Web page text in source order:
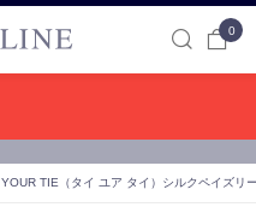
0
TIE（タイ ユア タイ）シルクペイズリ